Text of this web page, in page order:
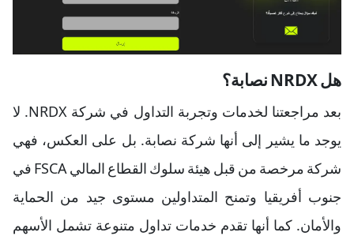
هل NRDX نصابة؟
بعد مراجعتنا لخدمات وتجربة التداول في شركة NRDX. لا
يوجد ما يشير إلى أنها شركة نصابة. بل على العكس، فهي
شركة مرخصة من قبل هيئة سلوك القطاع المالي FSCA في
جنوب أفريقيا وتمنح المتداولين مستوى جيد من الحماية
والأمان. كما أنها تقدم خدمات تداول متنوعة تشمل الأسهم